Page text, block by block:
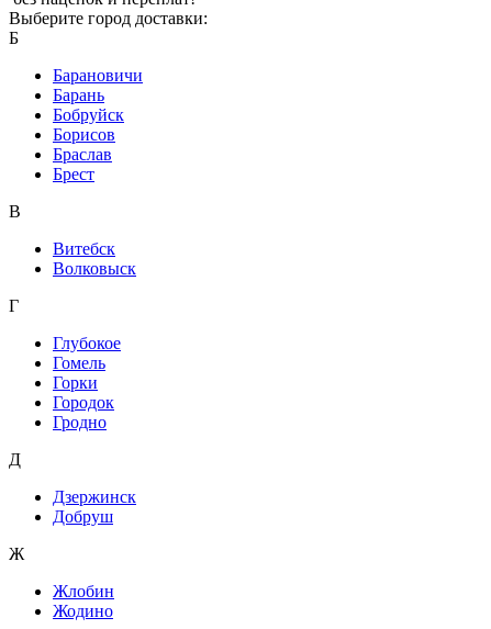
Выберите город доставки:
Б
Барановичи
Барань
Бобруйск
Борисов
Браслав
Брест
В
Витебск
Волковыск
Г
Глубокое
Гомель
Горки
Городок
Гродно
Д
Дзержинск
Добруш
Ж
Жлобин
Жодино